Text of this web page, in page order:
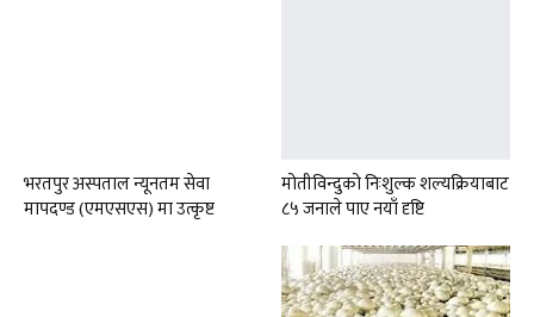
भरतपुर अस्पताल न्यूनतम सेवा
मापदण्ड (एमएसएस) मा उत्कृष्ट
मोतीविन्दुको निःशुल्क शल्यक्रियाबाट
८५ जनाले पाए नयाँ दृष्टि